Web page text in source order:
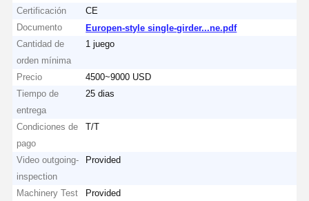
Certificación
CE
Documento
Europen-style single-girder...ne.pdf
Cantidad de
orden mínima
1 juego
Precio
4500~9000 USD
Tiempo de
entrega
25 dias
Condiciones de
pago
T/T
Video outgoing-
inspection
Provided
Machinery Test
Provided